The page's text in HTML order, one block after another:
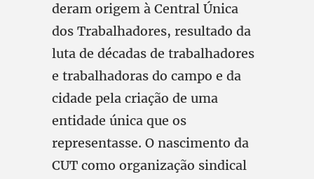
deram origem à Central Única
dos Trabalhadores, resultado da
luta de décadas de trabalhadores
e trabalhadoras do campo e da
cidade pela criação de uma
entidade única que os
representasse. O nascimento da
CUT como organização sindical